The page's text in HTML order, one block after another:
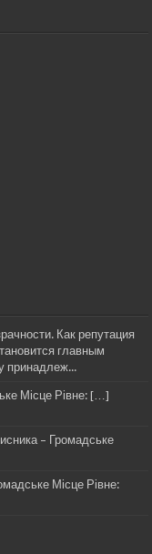
Как репутация
главным
принадлеж...
Місце Рівне: […]
– Громадське
Місце Рівне: